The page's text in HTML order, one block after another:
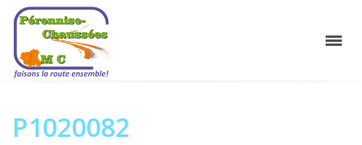
P1020082